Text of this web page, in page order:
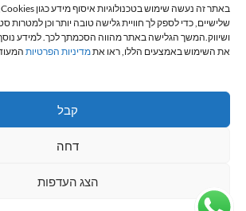
שלישיים, כדי לספק לך חוויית גלישה טובה יותר וכן למטרות
ושיווק.המשך הגלישה באתר מהווה הסכמתך לכך. למידע
את השימוש באמצעים הללו, ראו אתמדיניות הפרטיות
קבל
דחה
הצג העדפות
כללי
₪275.00
הוספה